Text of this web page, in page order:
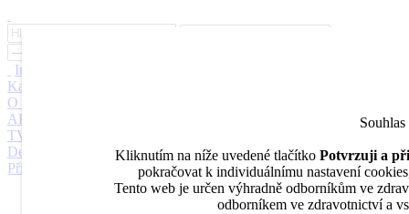
Inzerce
Kariérní poradenství
O nás
AKADEMIE
STOMATEAM
TV
DentalJobs.cz
menu search
Přihlásit
Kliknutím na níže uvedené tlačítko Potvrzuji a
pokračovat k individuálnímu nastavení
Tento web je určen výhradně odborníkům ve
odborníkem ve zdravotnictví a